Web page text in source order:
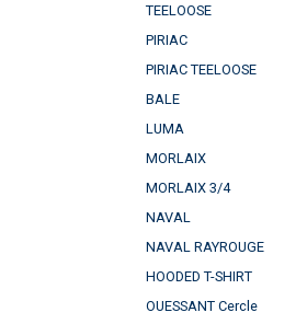
TEELOOSE
PIRIAC
PIRIAC TEELOOSE
BALE
LUMA
MORLAIX
MORLAIX 3/4
NAVAL
NAVAL RAYROUGE
HOODED T-SHIRT
OUESSANT Cercle